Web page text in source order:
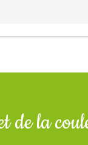
de la